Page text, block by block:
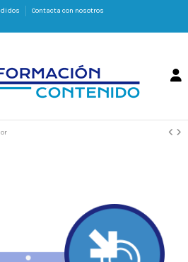
Contacta con nosotros